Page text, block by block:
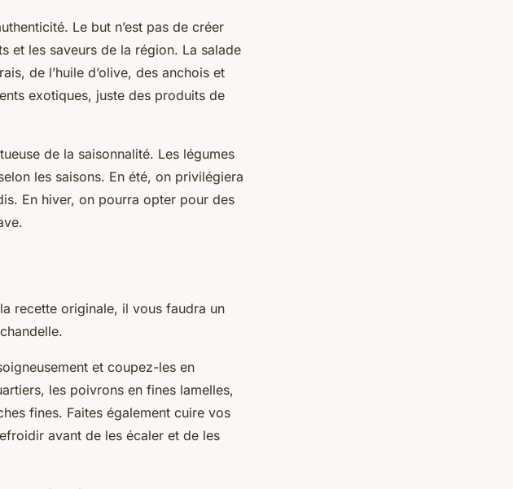
Le but n’est pas de créer
et les saveurs de la région. La salade
de l’huile d’olive, des anchois et
exotiques, juste des produits de
de la saisonnalité. Les légumes
les saisons. En été, on privilégiera
En hiver, on pourra opter pour des
recette originale, il vous faudra un
et coupez-les en
les poivrons en fines lamelles,
fines. Faites également cuire vos
avant de les écaler et de les